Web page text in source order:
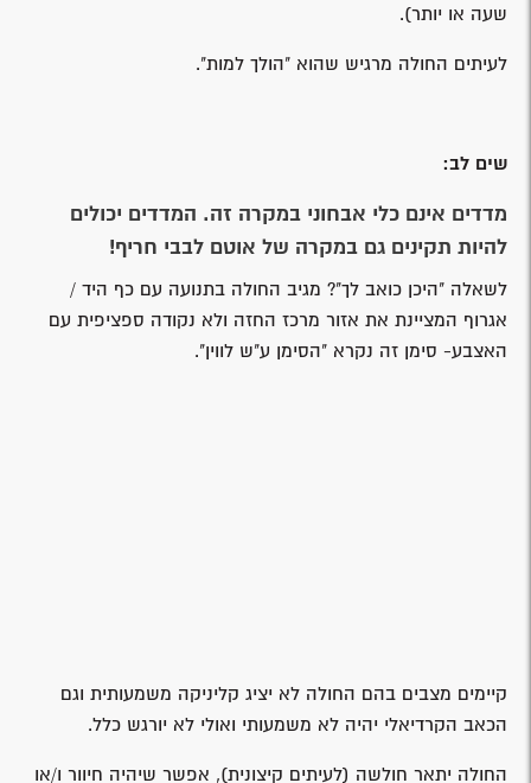
שעה או יותר).
לעיתים החולה מרגיש שהוא "הולך למות".
שים לב:
מדדים אינם כלי אבחוני במקרה זה. המדדים יכולים
להיות תקינים גם במקרה של אוטם לבבי חריף!
לשאלה "היכן כואב לך"? מגיב החולה בתנועה עם כף היד /
אגרוף המציינת את אזור מרכז החזה ולא נקודה ספציפית עם
האצבע- סימן זה נקרא "הסימן ע"ש לווין".
קיימים מצבים בהם החולה לא יציג קליניקה משמעותית וגם
הכאב הקרדיאלי יהיה לא משמעותי ואולי לא יורגש כלל.
החולה יתאר חולשה (לעיתים קיצונית), אפשר שיהיה חיוור ו/או